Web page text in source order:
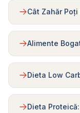
Cât Zahăr
Alimente
Dieta Low
Dieta